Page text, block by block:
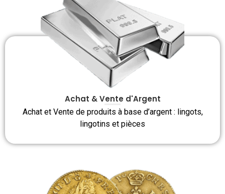
Achat & Vente d'Argent
Achat et Vente de produits à base d’argent : lingots,
lingotins et pièces